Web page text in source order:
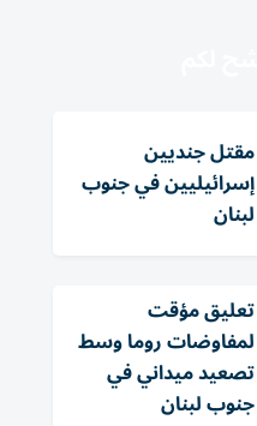
مقتل جنديين
إسرائيليين في جنوب
لبنان
تعليق مؤقت
لمفاوضات روما وسط
تصعيد ميداني في
جنوب لبنان